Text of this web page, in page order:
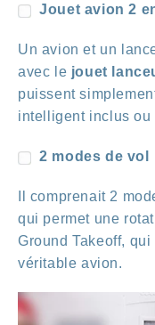
Jouet avion 2
Un avion et un
avec le jouet
puissent
intelligent inclus ou
2 modes de vol
Il comprenait 2
qui permet une
Ground Takeoff,
véritable avion.